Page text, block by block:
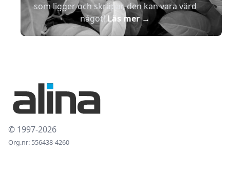
som ligger och skräpar, den kan vara värd
något!Läs mer→
© 1997-2026
Org.nr: 556438-4260